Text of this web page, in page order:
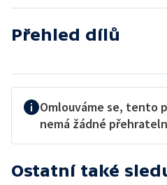
Přehled dílů
Omlouváme se, tento
nemá žádné
Ostatní také